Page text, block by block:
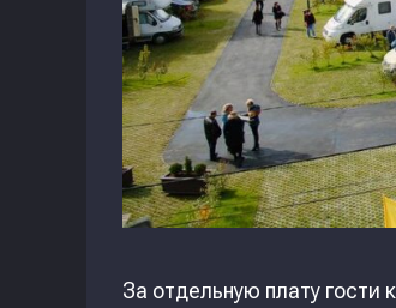
За отдельную плату гости